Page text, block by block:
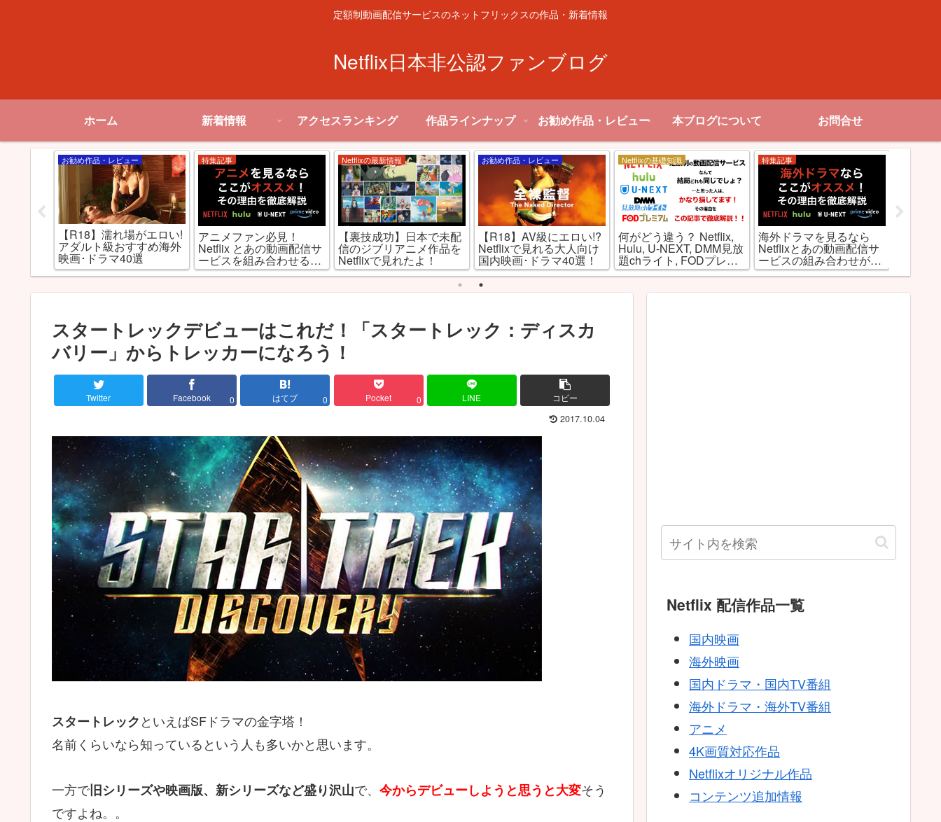
定額制動画配信サービスのネットフリックスの作品・新着情報
Netflix日本非公認ファンブログ
ホーム 新着情報 アクセスランキング 作品ラインナップ お勧め作品・レビュー 本ブログについて お問合せ
お勧め作品・レビュー
【R18】濡れ場がエロい!
アダルト級おすすめ海外
映画･ドラマ40選
特集記事
アニメファン必見！
Netflix とあの動画配信サ
ービスを組み合わせると
最強だった件
Netflixの最新情報
【裏技成功】日本で未配
信のジブリアニメ作品を
Netflixで見れたよ！
お勧め作品・レビュー
【R18】AV級にエロい!?
Netflixで見れる大人向け
国内映画･ドラマ40選！
Netflixの基礎知識
何がどう違う？ Netflix,
Hulu, U-NEXT, DMM見放
題chライト, FODプレミ
アムを徹底比較！
特集記事
海外ドラマを見るなら
Netflixとあの動画配信サ
ービスの組み合わせが最
強な理由とは!?
スタートレックデビューはこれだ！「スタートレック：ディスカ
バリー」からトレッカーになろう！
Twitter Facebook 0 はてブ 0 Pocket 0 LINE コピー
2017.10.04
スタートレックといえばSFドラマの金字塔！
名前くらいなら知っているという人も多いかと思います。
一方で旧シリーズや映画版、新シリーズなど盛り沢山で、 今からデビューしようと思うと大変そう
ですよね。。
Netflix 配信作品一覧
国内映画
海外映画
国内ドラマ・国内TV番組
海外ドラマ・海外TV番組
アニメ
4K画質対応作品
Netflixオリジナル作品
コンテンツ追加情報